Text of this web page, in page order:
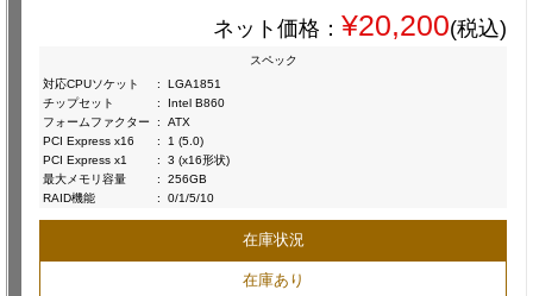
ネット価格： ¥20,200(税込)
スペック
対応CPUソケット
:
LGA1851
チップセット
:
Intel B860
フォームファクター
:
ATX
PCI Express x16
:
1 (5.0)
PCI Express x1
:
3 (x16形状)
最大メモリ容量
:
256GB
RAID機能
: 0/1/5/10
在庫状況
在庫あり